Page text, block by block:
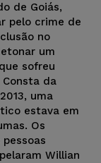
de Goiás,
pelo crime de
no
um
sofreu
da
uma
estava em
Os
Willian